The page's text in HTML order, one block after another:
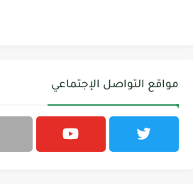
مواقع التواصل الإجتماعي